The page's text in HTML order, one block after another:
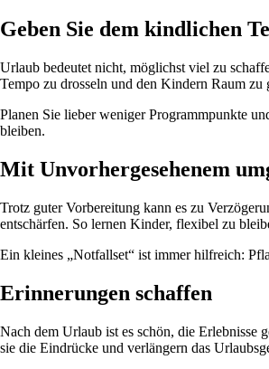
Geben Sie dem kindlichen
Urlaub bedeutet nicht, möglichst viel zu
Tempo zu drosseln und den Kindern Raum
Planen Sie lieber weniger Programmpunkte
bleiben.
Mit Unvorhergesehenem
Trotz guter Vorbereitung kann es zu
entschärfen. So lernen Kinder, flexibel zu
Ein kleines „Notfallset“ ist immer hilfreich:
Erinnerungen schaffen
Nach dem Urlaub ist es schön, die Erlebnisse
sie die Eindrücke und verlängern das